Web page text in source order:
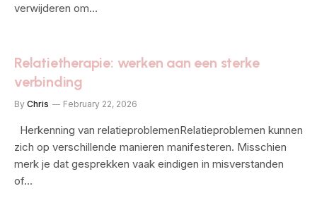
verwijderen om…
Relatietherapie: werken aan een sterke
verbinding
By Chris February 22, 2026
Herkenning van relatieproblemenRelatieproblemen kunnen
zich op verschillende manieren manifesteren. Misschien
merk je dat gesprekken vaak eindigen in misverstanden
of…